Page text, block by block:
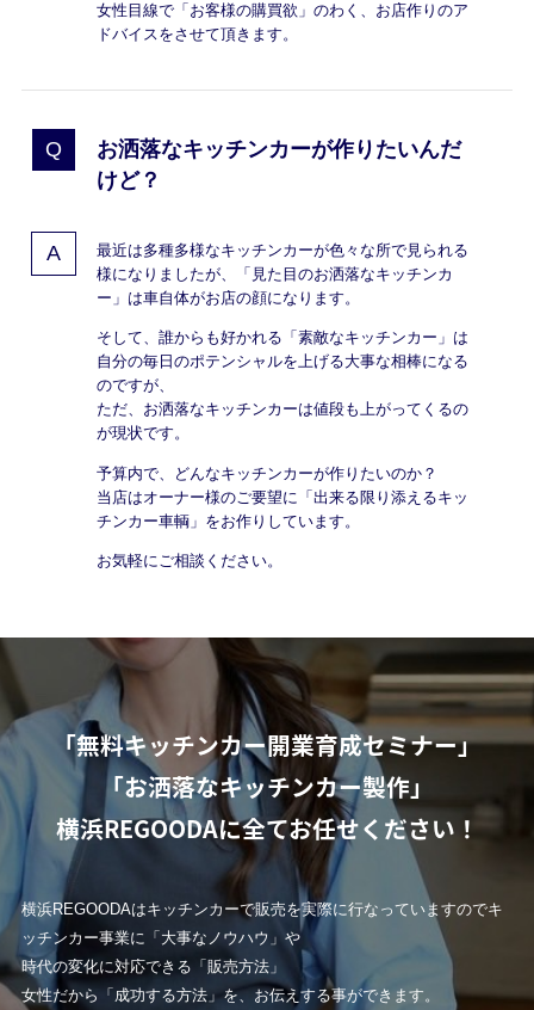
女性目線で「お客様の購買欲」のわく、お店作りのア
ドバイスをさせて頂きます。
お洒落なキッチンカーが作りたいんだ
けど？
最近は多種多様なキッチンカーが色々な所で見られる
様になりましたが、「見た目のお洒落なキッチンカ
ー」は車自体がお店の顔になります。
そして、誰からも好かれる「素敵なキッチンカー」は
自分の毎日のポテンシャルを上げる大事な相棒になる
のですが、
ただ、お洒落なキッチンカーは値段も上がってくるの
が現状です。
予算内で、どんなキッチンカーが作りたいのか？
当店はオーナー様のご要望に「出来る限り添えるキッ
チンカー車輌」をお作りしています。
お気軽にご相談ください。
「無料キッチンカー開業育成セミナー」
「お洒落なキッチンカー製作」
横浜REGOODAに全てお任せください！
横浜REGOODAはキッチンカーで販売を実際に行なっていますのでキ
ッチンカー事業に「大事なノウハウ」や
時代の変化に対応できる「販売方法」
女性だから「成功する方法」を、お伝えする事ができます。